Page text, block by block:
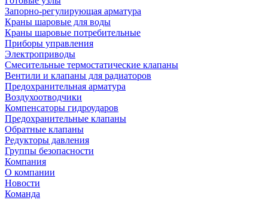
Запорно-регулирующая арматура
Краны шаровые для воды
Краны шаровые потребительные
Приборы управления
Электроприводы
Смесительные термостатические клапаны
Вентили и клапаны для радиаторов
Предохранительная арматура
Воздухоотводчики
Компенсаторы гидроударов
Предохранительные клапаны
Обратные клапаны
Редукторы давления
Группы безопасности
Компания
О компании
Новости
Команда